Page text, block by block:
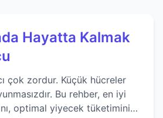
Hayatta Kalmak
çok zordur. Küçük hücreler
Bu rehber, en iyi